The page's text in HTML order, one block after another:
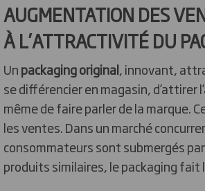
AUGMENTATION DES
À L’ATTRACTIVITÉ DU
Unpackaging original, innovant,
se différencier en magasin, d’attirer
même de faire parler de la marque.
les ventes. Dans un marché
consommateurs sont submergés
produits similaires, le packaging fait